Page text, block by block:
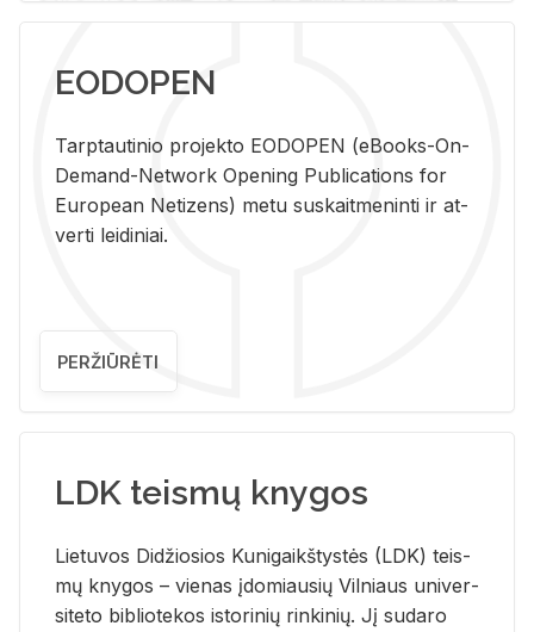
EODOPEN
Tarp­tau­ti­nio pro­jek­to EO­DO­PEN (eBo­oks-On-
De­mand-Ne­twork Ope­ning Pub­li­ca­tions for
Eu­ro­pe­an Ne­ti­zens) metu su­skait­me­nin­ti ir at­
ver­ti lei­di­niai.
PERŽIŪRĖTI
LDK teismų knygos
Lie­tu­vos Di­džio­sios Ku­ni­gaikš­tys­tės (LDK) teis­
mų kny­gos – vie­nas įdo­miau­sių Vil­niaus uni­ver­
si­te­to bi­b­lio­te­kos is­to­ri­nių rin­ki­nių. Jį su­da­ro